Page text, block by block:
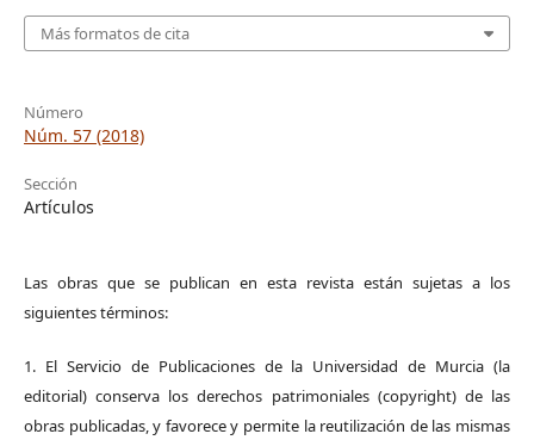
Más formatos de cita
Número
Núm. 57 (2018)
Sección
Artículos
Las obras que se publican en esta revista están sujetas a los
siguientes términos:
1. El Servicio de Publicaciones de la Universidad de Murcia (la
editorial) conserva los derechos patrimoniales (copyright) de las
obras publicadas, y favorece y permite la reutilización de las mismas